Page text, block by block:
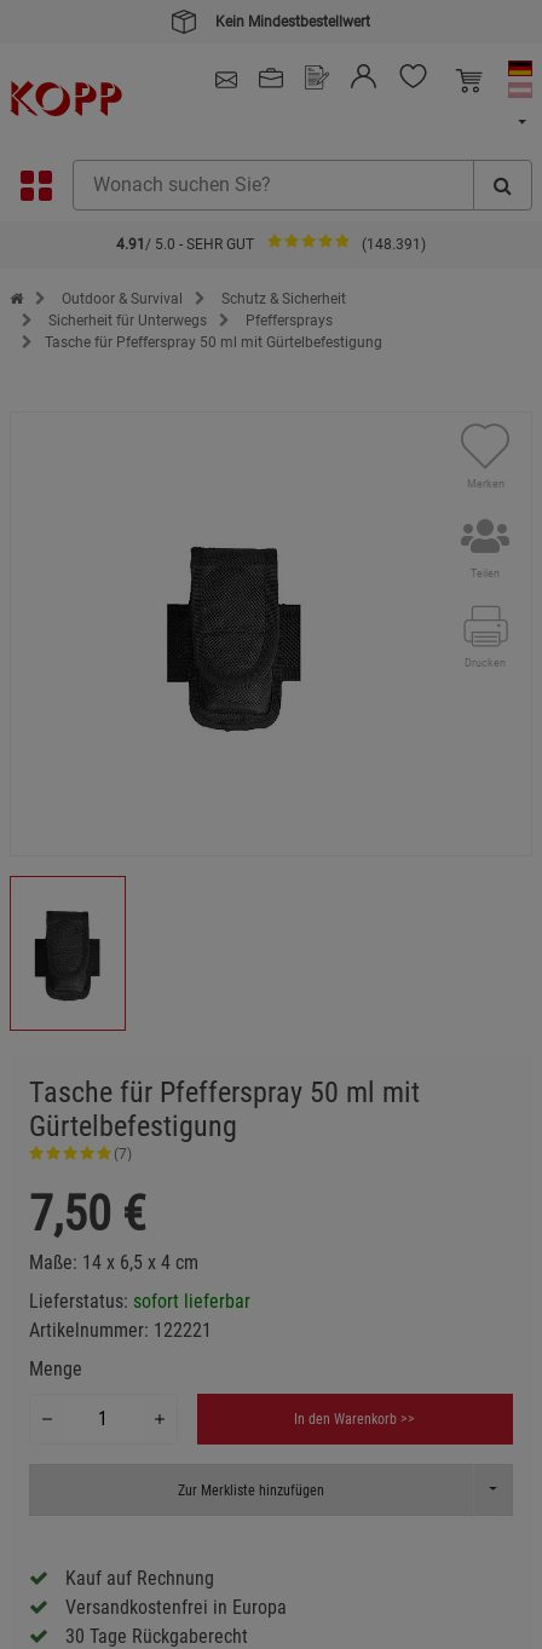
Kein Mindestbestellwert
4.91 / 5.0 - SEHR GUT (148.391)
Zur Startseite des Kopp Verlag Online-Shop
Outdoor & Survival
Schutz & Sicherheit
Sicherheit für Unterwegs
Pfeffersprays
Tasche für Pfefferspray 50 ml mit Gürtelbefestigung
Merken
Teilen
Drucken
Tasche für Pfefferspray 50 ml mit
Gürtelbefestigung
(7)
7,50 €
Maße: 14 x 6,5 x 4 cm
Lieferstatus: sofort lieferbar
Artikelnummer: 122221
Menge
In den Warenkorb >>
Zur Merkliste hinzufügen Toggle
Kauf auf Rechnung
Versandkostenfrei in Europa
30 Tage Rückgaberecht